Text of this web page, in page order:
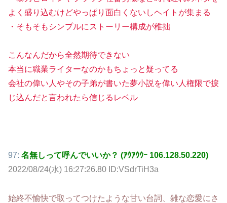
よく盛り込むけどやっぱり面白くないしヘイトが集まる
・そもそもシンプルにストーリー構成が稚拙
こんなんだから全然期待できない
本当に職業ライターなのかもちょっと疑ってる
会社の偉い人やその子弟が書いた夢小説を偉い人権限で捩
じ込んだと言われたら信じるレベル
97: 名無しって呼んでいいか？ (ｱｳｱｳｳｰ 106.128.50.220)
2022/08/24(水) 16:27:26.80 ID:VSdrTiH3a
始終不愉快で取ってつけたような甘い台詞、雑な恋愛にさ